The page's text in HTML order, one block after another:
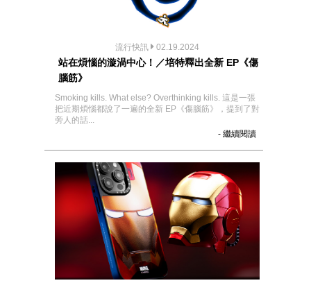
流行快訊 02.19.2024
站在煩惱的漩渦中心！／培特釋出全新 EP《傷
腦筋》
Smoking kills. What else? Overthinking kills. 這是一張
把近期煩惱都說了一遍的全新 EP《傷腦筋》，提到了對
旁人的話...
- 繼續閱讀